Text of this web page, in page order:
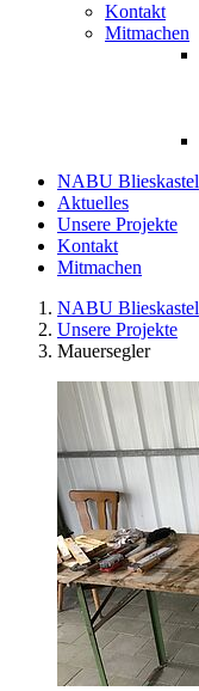
Kontakt
Mitmachen
NABU Blieskastel
Aktuelles
Unsere Projekte
Kontakt
Mitmachen
NABU Blieskastel
Unsere Projekte
Mauersegler